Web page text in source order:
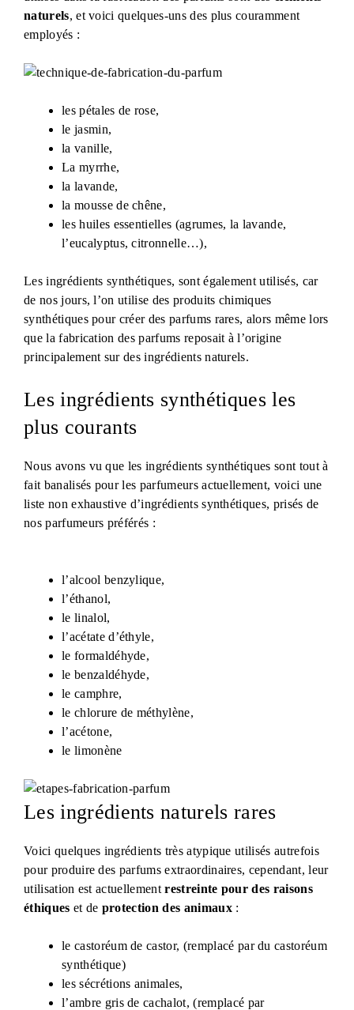
naturels, et voici quelques-uns des plus couramment
employés :
les pétales de rose,
le jasmin,
la vanille,
La myrrhe,
la lavande,
la mousse de chêne,
les huiles essentielles (agrumes, la lavande,
l’eucalyptus, citronnelle…),
Les ingrédients synthétiques, sont également utilisés, car
de nos jours, l’on utilise des produits chimiques
synthétiques pour créer des parfums rares, alors même lors
que la fabrication des parfums reposait à l’origine
principalement sur des ingrédients naturels.
Les ingrédients synthétiques les
plus courants
Nous avons vu que les ingrédients synthétiques sont tout à
fait banalisés pour les parfumeurs actuellement, voici une
liste non exhaustive d’ingrédients synthétiques, prisés de
nos parfumeurs préférés :
l’alcool benzylique,
l’éthanol,
le linalol,
l’acétate d’éthyle,
le formaldéhyde,
le benzaldéhyde,
le camphre,
le chlorure de méthylène,
l’acétone,
le limonène
Les ingrédients naturels rares
Voici quelques ingrédients très atypique utilisés autrefois
pour produire des parfums extraordinaires, cependant, leur
utilisation est actuellementrestreinte pour des raisons
éthiques et de protection des animaux:
le castoréum de castor, (remplacé par du castoréum
synthétique)
les sécrétions animales,
l’ambre gris de cachalot, (remplacé par